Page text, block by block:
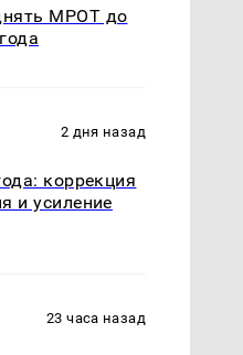
МРОТ до
2 дня назад
коррекция
и усиление
23 часа назад